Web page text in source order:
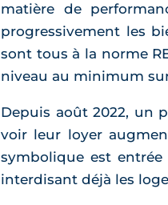
matière de
progressivement les
sont tous à la norme
niveau au minimum
Depuis août 2022, un
voir leur loyer
symbolique est
interdisant déjà les